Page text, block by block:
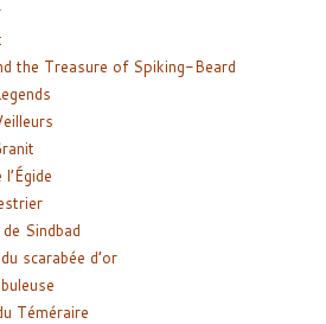
the Treasure of Spiking-Beard
Sindbad
scarabée d’or
Téméraire